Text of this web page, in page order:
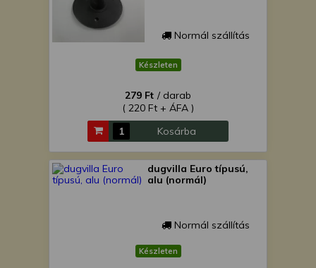
Normál szállítás
Készleten
279 Ft / darab
( 220 Ft + ÁFA )
Kosárba
dugvilla Euro típusú,
alu (normál)
Normál szállítás
Készleten